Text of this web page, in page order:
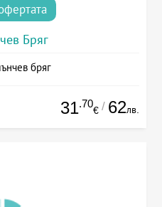
Бряг
бряг
31.70
€ / 62лв.